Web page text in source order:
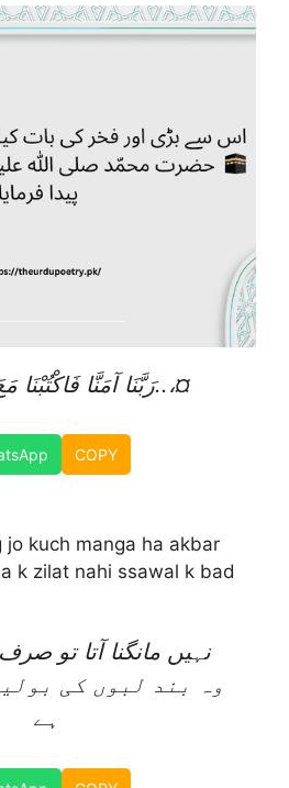
رَبَّنَا آمَنَّا فَاكْتُبْنَا مَعَ الشَّاهِدِينَ..،¤
COPY
jo kuch manga ha akbar
k zilat nahi ssawal k bad
نہیں مانگنا آتا تو صرف
وہ بند لبوں کی
ہے